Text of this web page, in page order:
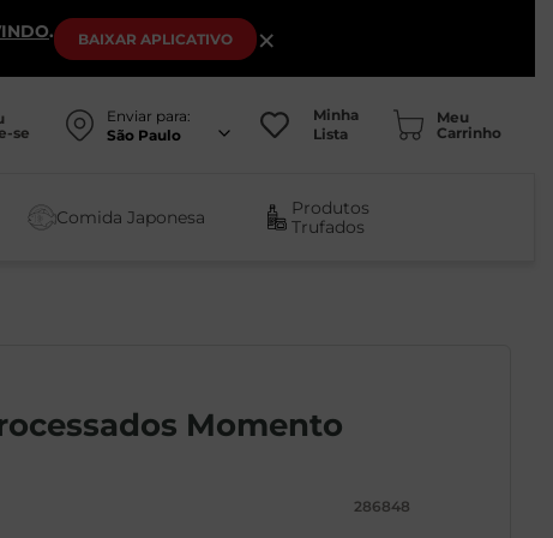
. BAIXAR APLICATIVO ×
se
Enviar para:
São Paulo
Minha
Lista
Comida Japonesa
Produtos
Trufados
Momento
286848